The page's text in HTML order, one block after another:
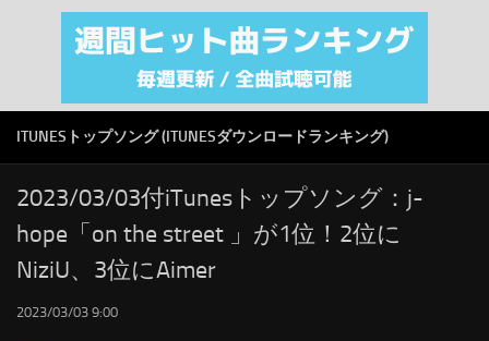
注目カテゴリ
オリジナルiTunes週間トップソング
RSS
LINKS
ITUNESトップソング (ITUNESダウンロードランキング)
2023/03/03付iTunesトップソング：j-
hope「on the street 」が1位！2位に
NiziU、3位にAimer
2023/03/03 9:00